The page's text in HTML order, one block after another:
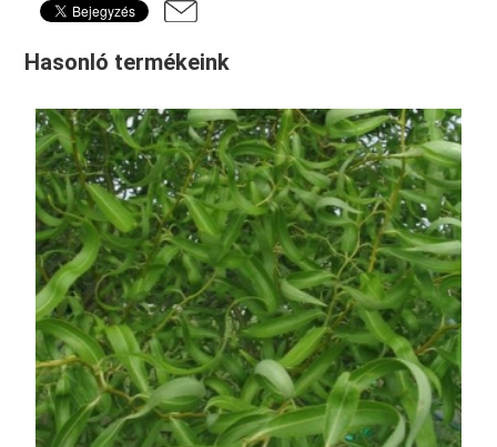
Hasonló termékeink